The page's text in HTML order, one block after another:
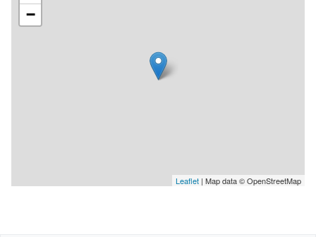
−
Leaflet | Map data © OpenStreetMap